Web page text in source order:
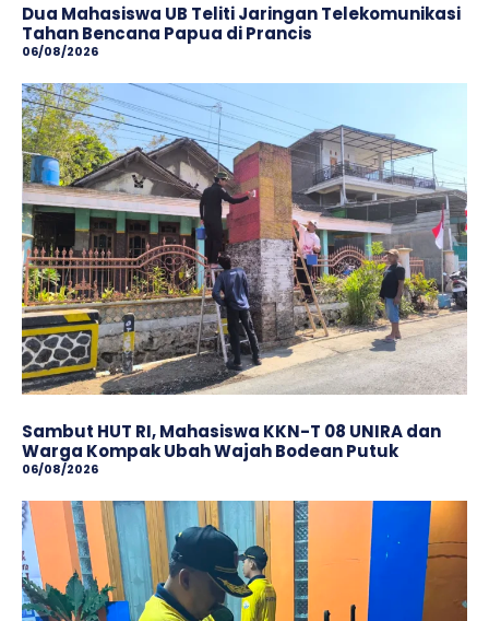
Dua Mahasiswa UB Teliti Jaringan Telekomunikasi
Tahan Bencana Papua di Prancis
06/08/2026
Sambut HUT RI, Mahasiswa KKN-T 08 UNIRA dan
Warga Kompak Ubah Wajah ‎Bodean Putuk
06/08/2026